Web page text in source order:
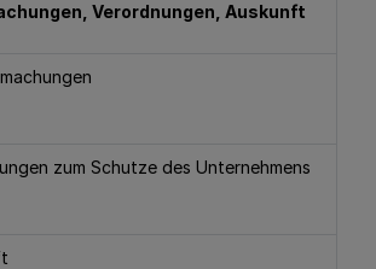
Verordnungen, Auskunft
zum Schutze des Unternehmens